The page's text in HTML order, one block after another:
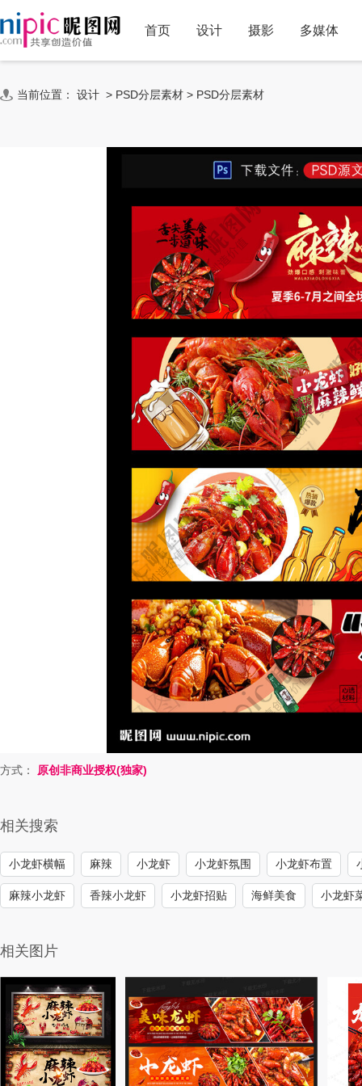
首页 设计 摄影 多媒体
当前位置： 设计 > PSD分层素材 > PSD分层素材
方式： 原创非商业授权(独家)
相关搜索
小龙虾横幅 麻辣 小龙虾 小龙虾氛围 小龙虾布置
麻辣小龙虾 香辣小龙虾 小龙虾招贴 海鲜美食 小龙虾
相关图片